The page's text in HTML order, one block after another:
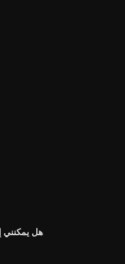
هل يمكنني